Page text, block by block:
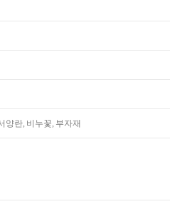
양란, 비누꽃, 부자재